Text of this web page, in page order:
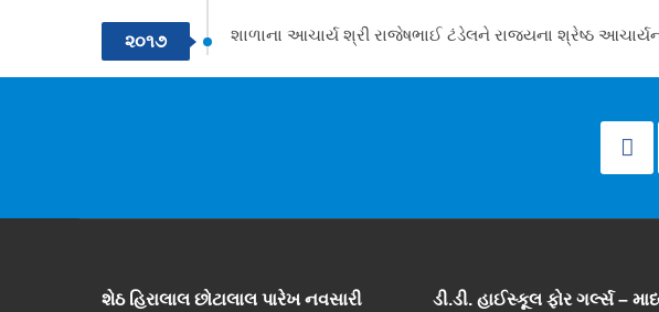
૨૦૧૭ શાળાના આચાર્ય શ્રી રાજેષભાઈ ટંડેલને રાજ્યના શ્રેષ્ઠ
શેઠ હિરાલાલ છોટાલાલ પારેખ નવસારી ડી.ડી. હાઈસ્કૂલ ફોર ગર્લ્સ –